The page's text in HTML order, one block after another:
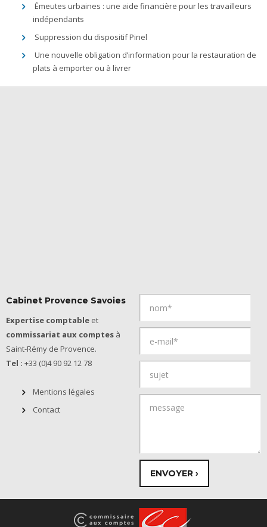
Émeutes urbaines : une aide financière pour les travailleurs
indépendants
Suppression du dispositif Pinel
Une nouvelle obligation d’information pour la restauration de
plats à emporter ou à livrer
Cabinet Provence Savoies
Expertise comptable et
commissariat aux comptes à
Saint-Rémy de Provence.
Tel : +33 (0)4 90 92 12 78
Mentions légales
Contact